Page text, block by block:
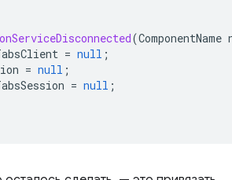
onServiceDisconnected(ComponentName
= null ;
= null ;
= null ;